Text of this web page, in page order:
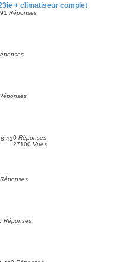
+ climatiseur complet
1 Réponses
0 Réponses
27100 Vues
Réponses
Réponses